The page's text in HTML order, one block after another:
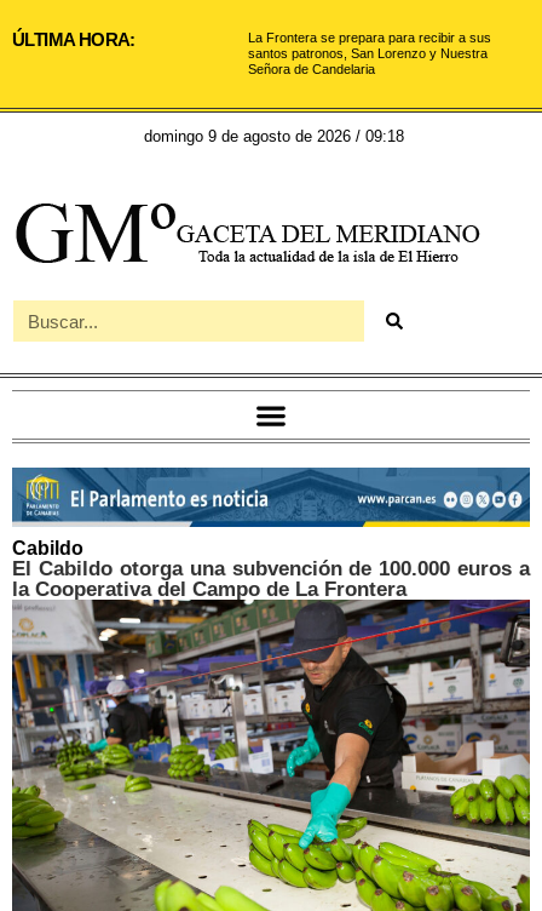
ÚLTIMA HORA:
La Frontera se prepara para recibir a sus
santos patronos, San Lorenzo y Nuestra
Señora de Candelaria
domingo 9 de agosto de 2026 / 09:18
Cabildo
El Cabildo otorga una subvención de 100.000 euros a
la Cooperativa del Campo de La Frontera